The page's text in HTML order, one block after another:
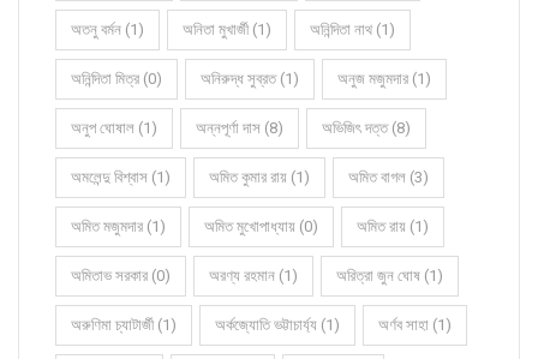
অতনু বর্মন (1) অনিতা মুখার্জী (1) অনিন্দিতা নাথ (1)
অনিন্দিতা মিত্র (0) অনিরুদ্ধ সুব্রত (1) অনুজ মজুমদার (1)
অনুপ ঘোষাল (1) অন্নপূর্ণা দাস (8) অভিজিৎ দত্ত (8)
অমলেন্দু বিশ্বাস (1) অমিত কুমার রায় (1) অমিত বাগল (3)
অমিত মজুমদার (1) অমিত মুখোপাধ্যায় (0) অমিত রায় (1)
অমিতাভ সরকার (0) অরণ্য রহমান (1) অরিত্রা জুন ঘোষ (1)
অরুণিমা চ্যাটার্জী (1) অর্কজ্যোতি ভট্টাচার্য্য (1) অর্ণব সাহা (1)